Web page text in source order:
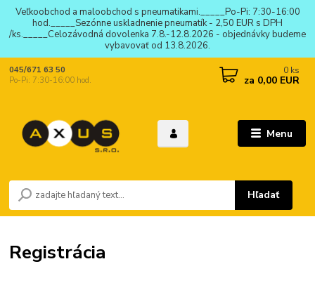
Veľkoobchod a maloobchod s pneumatikami._____Po-Pi: 7:30-16:00
hod._____Sezónne uskladnenie pneumatík - 2,50 EUR s DPH
/ks._____Celozávodná dovolenka 7.8.-12.8.2026 - objednávky budeme
vybavovať od 13.8.2026.
Menu
Hľadať
045/671 63 50
Po-Pi: 7:30-16:00 hod.
0 ks
za 0,00 EUR
Registrácia